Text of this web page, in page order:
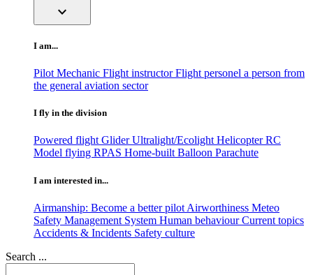
expand_more
I am...
Pilot Mechanic Flight instructorFlight personel a person from
the general aviation sector
I fly in the division
Powered flightGliderUltralight/EcolightHelicopterRC
Model flying RPAS Home-builtBalloon Parachute
I am interested in...
Airmanship: Become a better pilot Airworthiness Meteo
Safety Management System Human behaviourCurrent topics
Accidents & Incidents Safety culture
Search ...